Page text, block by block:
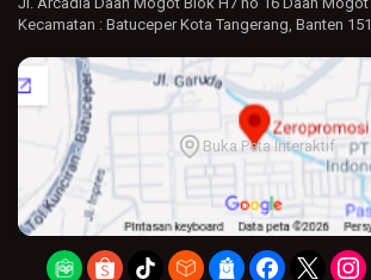
Kecamatan : Batuceper Kota Tangerang, Banten
Buka Peta Interaktif